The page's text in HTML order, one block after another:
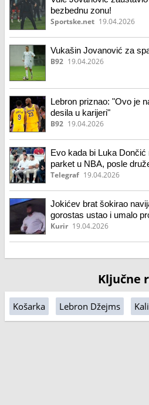
bezbednu zonu!
Sportske.net 19.04.2026
Vukašin Jovanović za
B92 19.04.2026
Lebron priznao: "Ovo je
desila u karijeri"
B92 19.04.2026
Evo kada bi Luka
parket u NBA, posle
dobre vesti
Telegraf 19.04.2026
Jokićev brat šokirao
gorostas ustao i umalo
je to što ima u ruci!
Kurir 19.04.2026
Ključne
Košarka Lebron Džejms